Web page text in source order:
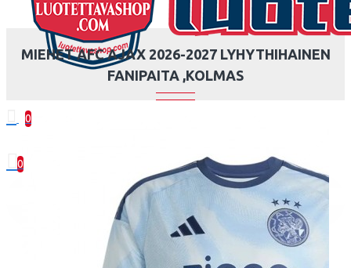
0
0
Ostoskorisi on tyhjä!
MIEHET AFC AJAX 2026-2027 LYHYTHIHAINEN
FANIPAITA ,KOLMAS